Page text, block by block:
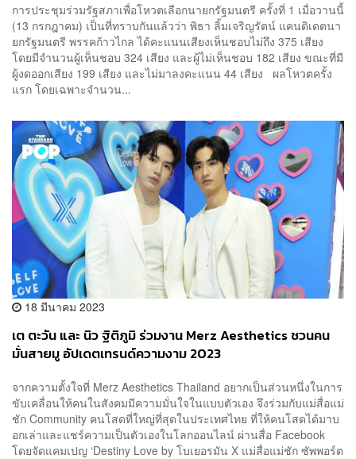
การประชุมร่วมรัฐสภาเพื่อโหวตเลือกนายกรัฐมนตรี ครั้งที่ 1 เมื่อวานนี้
(13 กรกฎาคม) เป็นที่ทราบกันแล้วว่า พิธา ลิ้มเจริญรัตน์ แคนดิเดตนา
ยกรัฐมนตรี พรรคก้าวไกล ได้คะแนนเสียงเห็นชอบไม่ถึง 375 เสียง
โดยมีจำนวนผู้เห็นชอบ 324 เสียง และผู้ไม่เห็นชอบ 182 เสียง ขณะที่มี
ผู้งดออกเสียง 199 เสียง และไม่มาลงคะแนน 44 เสียง ผลโหวตครั้ง
แรก โดยเฉพาะจำนวน...
18 มีนาคม 2023
เต ตะวัน และ นิว ฐิติภูมิ ร่วมงาน Merz Aesthetics ชวนคน
มั่นสายมู อัปเดตเทรนด์ความงาม 2023
จากความตั้งใจที่ Merz Aesthetics Thailand อยากเป็นส่วนหนึ่งในการ
ขับเคลื่อนให้คนในสังคมมีความมั่นใจในแบบตัวเอง จึงร่วมกับแม่สื่อแม่
ชัก Community คนโสดที่ใหญ่ที่สุดในประเทศไทย ที่ให้คนโสดได้มาบ
อกเล่าและแชร์ความเป็นตัวเองในโลกออนไลน์ ผ่านสื่อ Facebook
โดยจัดแคมเปญ ‘Destiny Love by โบเยอรมัน X แม่สื่อแม่ชัก ซัพพอร์ต